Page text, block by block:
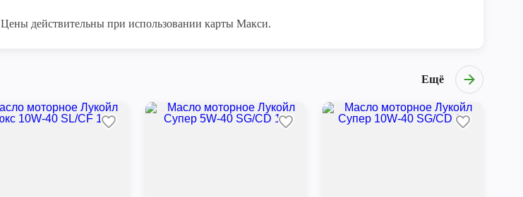
Цены действительны при использовании карты Макси.
Ещё